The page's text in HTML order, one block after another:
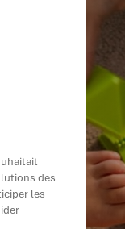
des
les